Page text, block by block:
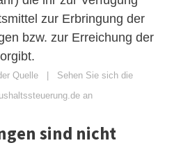
zur Erbringung der
bzw. zur Erreichung der
Quelle | Sehen Sie sich die
an
sind nicht